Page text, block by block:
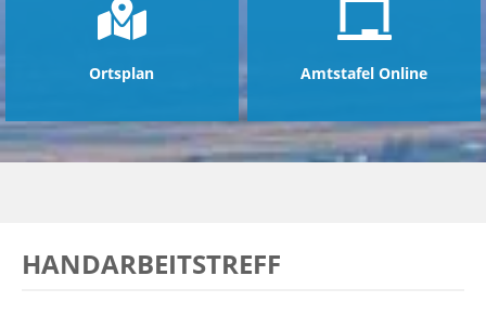
Ortsplan Amtstafel Online
HANDARBEITSTREFF